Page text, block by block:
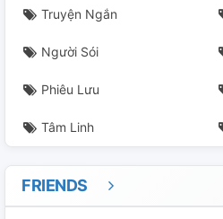
Truyện Ngắn
Người Sói
Phiêu Lưu
Tâm Linh
FRIENDS